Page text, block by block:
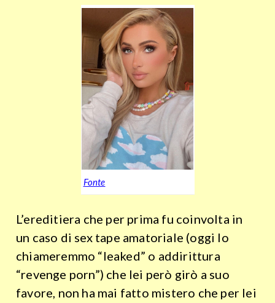
Fonte
L’ereditiera che per prima fu coinvolta in
un caso di sex tape amatoriale (oggi lo
chiameremmo “leaked” o addirittura
“revenge porn”) che lei però girò a suo
favore, non ha mai fatto mistero che per lei